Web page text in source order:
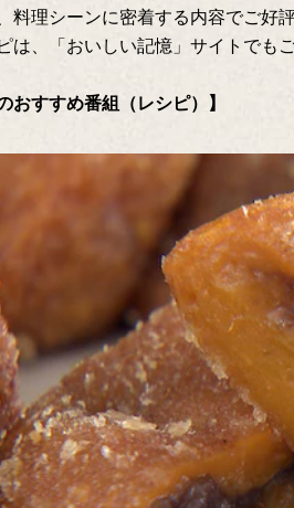
料理シーンに密着する内容でご好
は、「おいしい記憶」サイトでも
おすすめ番組（レシピ）】